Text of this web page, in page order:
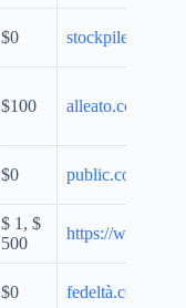
$0 stockpile.com
$100 alleato.com
$0 public.com
$ 1, $
500
https://
$0 fedeltà.com